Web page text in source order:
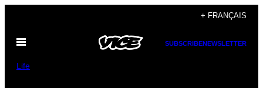
content
+ FRANÇAIS
Open
SUBSCRIBENEWSLETTER
Life